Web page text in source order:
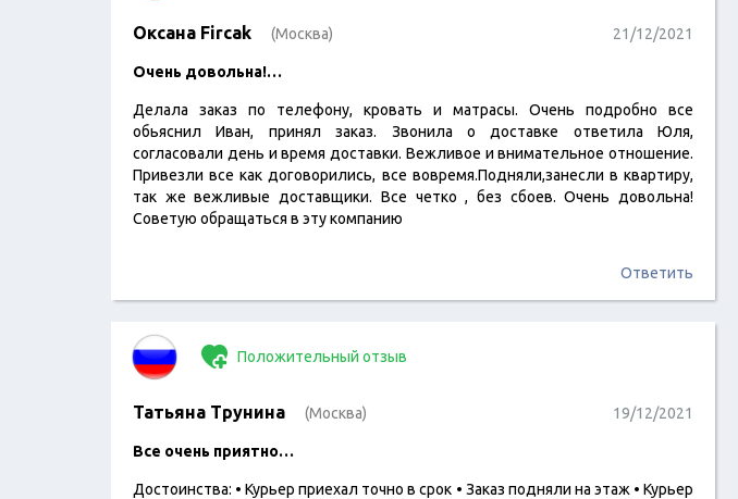
Оксана Fircak (Москва) 21/12/2021
Очень довольна!…
Делала заказ по телефону, кровать и матрасы. Очень подробно все
обьяснил Иван, принял заказ. Звонила о доставке ответила Юля,
согласовали день и время доставки. Вежливое и внимательное отношение.
Привезли все как договорились, все вовремя.Подняли,занесли в квартиру,
так же вежливые доставщики. Все четко , без сбоев. Очень довольна!
Советую обращаться в эту компанию
Ответить
Положительный отзыв
Татьяна Трунина (Москва) 19/12/2021
Все очень приятно…
Достоинства: • Курьер приехал точно в срок • Заказ подняли на этаж • Курьер